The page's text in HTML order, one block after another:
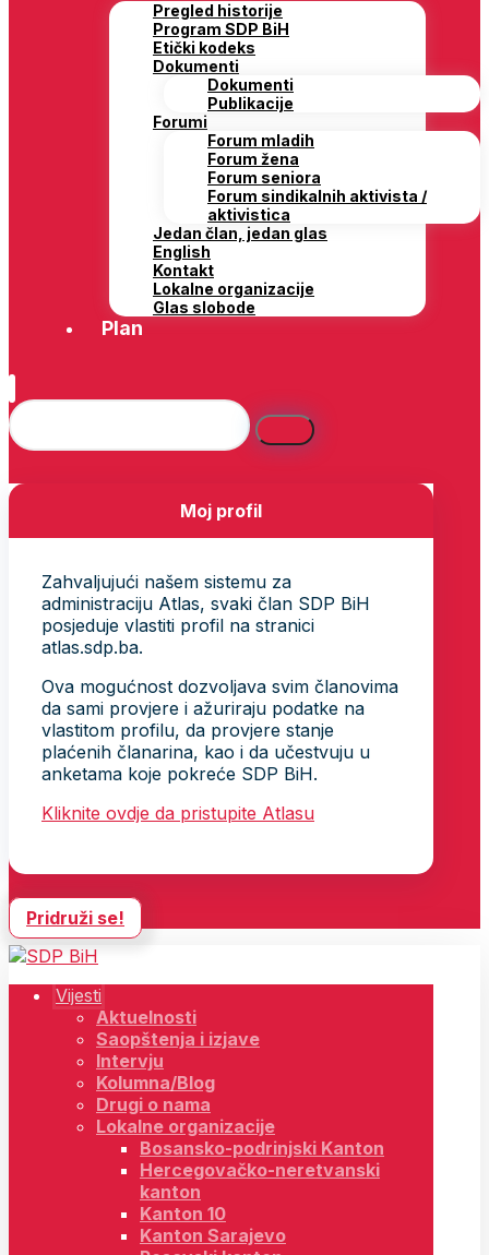
Pregled historije
Program SDP BiH
Etički kodeks
Dokumenti
Dokumenti
Publikacije
Forumi
Forum mladih
Forum žena
Forum seniora
Forum sindikalnih aktivista /
aktivistica
Jedan član, jedan glas
English
Kontakt
Lokalne organizacije
Glas slobode
Plan
Moj profil
Zahvaljujući našem sistemu za
administraciju Atlas, svaki član SDP BiH
posjeduje vlastiti profil na stranici
atlas.sdp.ba.
Ova mogućnost dozvoljava svim članovima
da sami provjere i ažuriraju podatke na
vlastitom profilu, da provjere stanje
plaćenih članarina, kao i da učestvuju u
anketama koje pokreće SDP BiH.
Kliknite ovdje da pristupite Atlasu
Pridruži se!
Vijesti
Aktuelnosti
Saopštenja i izjave
Intervju
Kolumna/Blog
Drugi o nama
Lokalne organizacije
Bosansko-podrinjski Kanton
Hercegovačko-neretvanski
kanton
Kanton 10
Kanton Sarajevo